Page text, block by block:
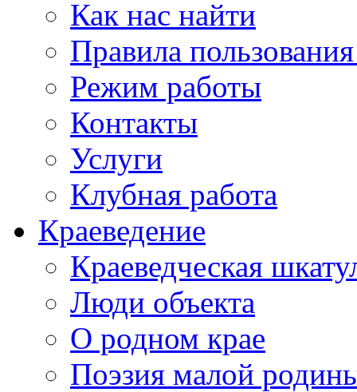
Как нас найти
Правила
Режим работы
Контакты
Услуги
Клубная работа
Краеведение
Краеведческая
Люди объекта
О родном крае
Поэзия малой